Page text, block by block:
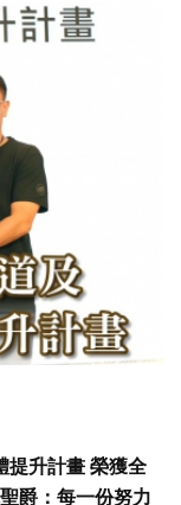
提升計畫 榮獲全
爵：每一份努力